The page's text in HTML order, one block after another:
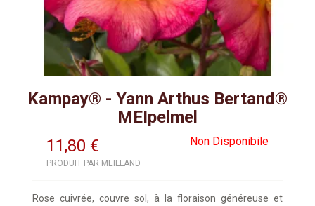
Kampay® - Yann Arthus Bertand®
MEIpelmel
11,80
Non Disponibile
€
PRODUIT PAR MEILLAND
Rose cuivrée, couvre sol, à la floraison généreuse et